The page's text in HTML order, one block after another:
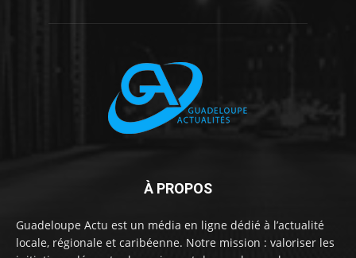
À PROPOS
Guadeloupe Actu est un média en ligne dédié à l’actualité
locale, régionale et caribéenne. Notre mission : valoriser les